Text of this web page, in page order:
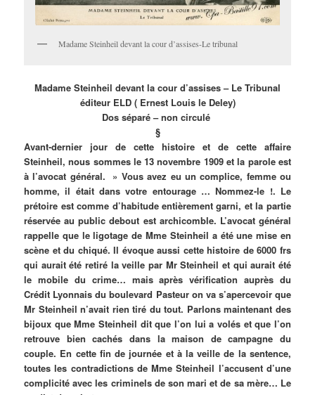
Madame Steinheil devant la cour d’assises-Le tribunal
Madame Steinheil devant la cour d’assises – Le Tribunal
éditeur ELD ( Ernest Louis le Deley)
Dos séparé – non circulé
§
Avant-dernier jour de cette histoire et de cette affaire
Steinheil, nous sommes le 13 novembre 1909 et la parole est
à l’avocat général. » Vous avez eu un complice, femme ou
homme, il était dans votre entourage … Nommez-le !. Le
prétoire est comme d’habitude entièrement garni, et la partie
réservée au public debout est archicomble. L’avocat général
rappelle que le ligotage de Mme Steinheil a été une mise en
scène et du chiqué. Il évoque aussi cette histoire de 6000 frs
qui aurait été retiré la veille par Mr Steinheil et qui aurait été
le mobile du crime… mais après vérification auprès du
Crédit Lyonnais du boulevard Pasteur on va s’apercevoir que
Mr Steinheil n’avait rien tiré du tout. Parlons maintenant des
bijoux que Mme Steinheil dit que l’on lui a volés et que l’on
retrouve bien cachés dans la maison de campagne du
couple. En cette fin de journée et à la veille de la sentence,
toutes les contradictions de Mme Steinheil l’accusent d’une
complicité avec les criminels de son mari et de sa mère… Le